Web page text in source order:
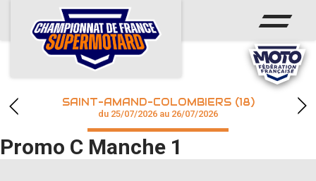
ACCUEIL
ACTUS
CALENDRIER
CHAMPIONNAT
RÉSULTATS
SAINT-AMAND-COLOMBIERS (18)
du 25/07/2026 au 26/07/2026
Promo C Manche 1